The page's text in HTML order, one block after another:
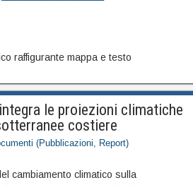
le proiezioni climatiche
costiere
(Pubblicazioni, Report)
cambiamento climatico sulla